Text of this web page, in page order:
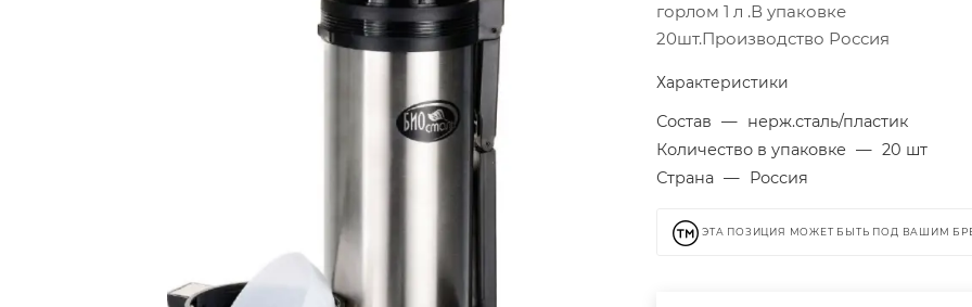
горлом 1 л .В упаковке
20шт.Производство Россия
Характеристики
Состав — нерж.сталь/пластик
Количество в упаковке — 20 шт
Страна — Россия
ЭТА ПОЗИЦИЯ МОЖЕТ БЫТЬ ПОД ВАШИМ